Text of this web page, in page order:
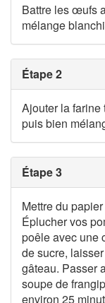
Battre les œufs
mélange
Étape 2
Ajouter la farine
puis bien
Étape 3
Mettre du
Éplucher vos
poêle avec une
de sucre,
gâteau. Passer
soupe de
environ 25